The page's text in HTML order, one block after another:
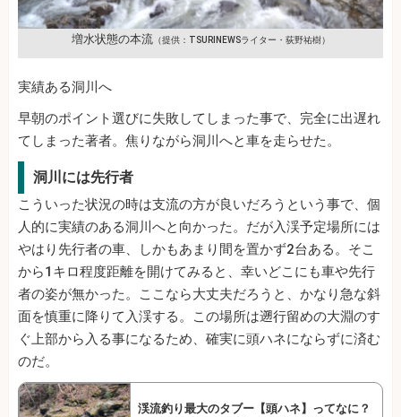
増水状態の本流（提供：TSURINEWSライター・荻野祐樹）
実績ある洞川へ
早朝のポイント選びに失敗してしまった事で、完全に出遅れ
てしまった著者。焦りながら洞川へと車を走らせた。
洞川には先行者
こういった状況の時は支流の方が良いだろうという事で、個
人的に実績のある洞川へと向かった。だが入渓予定場所には
やはり先行者の車、しかもあまり間を置かず2台ある。そこ
から1キロ程度距離を開けてみると、幸いどこにも車や先行
者の姿が無かった。ここなら大丈夫だろうと、かなり急な斜
面を慎重に降りて入渓する。この場所は遡行留めの大淵のす
ぐ上部から入る事になるため、確実に頭ハネにならずに済む
のだ。
渓流釣り最大のタブー【頭ハネ】ってなに？